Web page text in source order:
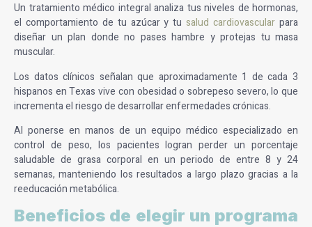
Un tratamiento médico integral analiza tus niveles de hormonas,
el comportamiento de tu azúcar y tu salud cardiovascular para
diseñar un plan donde no pases hambre y protejas tu masa
muscular.
Los datos clínicos señalan que aproximadamente 1 de cada 3
hispanos en Texas vive con obesidad o sobrepeso severo, lo que
incrementa el riesgo de desarrollar enfermedades crónicas.
Al ponerse en manos de un equipo médico especializado en
control de peso, los pacientes logran perder un porcentaje
saludable de grasa corporal en un periodo de entre 8 y 24
semanas, manteniendo los resultados a largo plazo gracias a la
reeducación metabólica.
Beneficios de elegir un programa